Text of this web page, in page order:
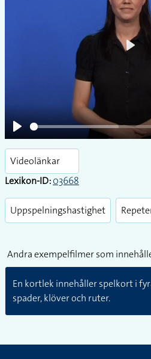
Play
Videolänkar
Lexikon-ID:03668
Uppspelningshastighet
Andra exempelfilmer som
En kortlek innehåller spelkort i
spader, klöver och ruter.